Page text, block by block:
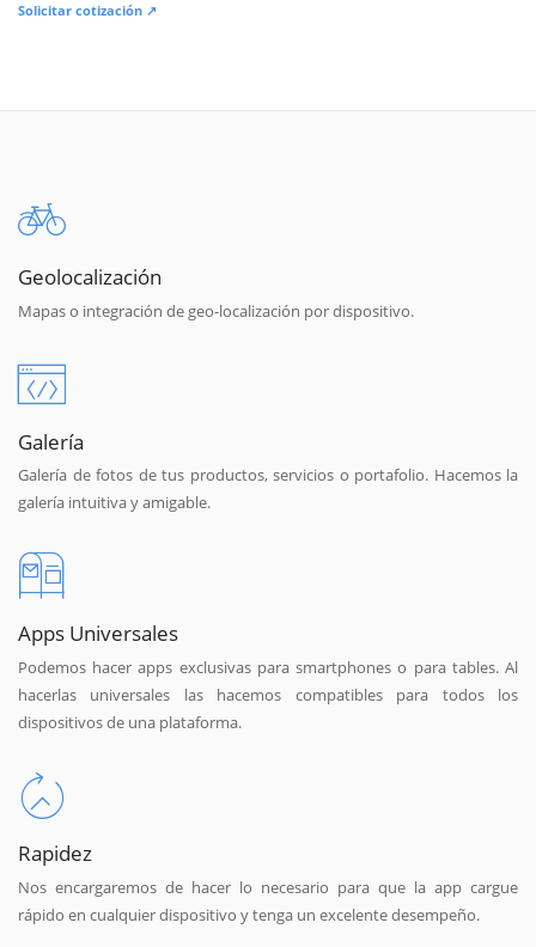
Solicitar cotización ↗
Geolocalización
Mapas o integración de geo-localización por dispositivo.
Galería
Galería de fotos de tus productos, servicios o portafolio. Hacemos la
galería intuitiva y amigable.
Apps Universales
Podemos hacer apps exclusivas para smartphones o para tables. Al
hacerlas universales las hacemos compatibles para todos los
dispositivos de una plataforma.
Rapidez
Nos encargaremos de hacer lo necesario para que la app cargue
rápido en cualquier dispositivo y tenga un excelente desempeño.